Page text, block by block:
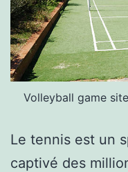
Volleyball game
Le tennis est un
captivé des